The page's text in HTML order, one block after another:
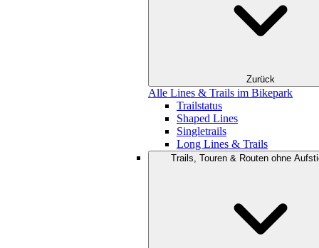
Zurück
Alle Lines & Trails im Bikepark
Trailstatus
Shaped Lines
Singletrails
Long Lines & Trails
Trails, Touren & Routen ohne